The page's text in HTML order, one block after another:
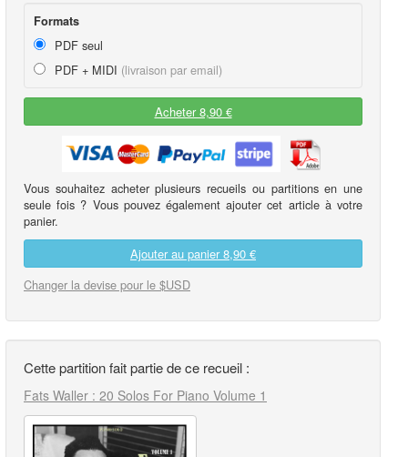
Formats
PDF seul
PDF + MIDI (livraison par email)
Acheter 8,90 €
Vous souhaitez acheter plusieurs recueils ou partitions en une
seule fois ? Vous pouvez également ajouter cet article à votre
panier.
Ajouter au panier8,90 €
Changer la devise pour le $USD
Cette partition fait partie de ce recueil :
Fats Waller : 20 Solos For Piano Volume 1